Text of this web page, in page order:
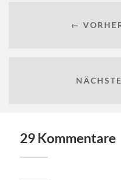
←
29 Kommentare